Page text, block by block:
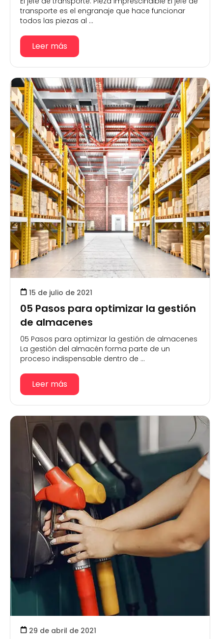
transporte es el engranaje que hace funcionar
todos las piezas al ...
Leer más
15 de julio de 2021
05 Pasos para optimizar la gestión
de almacenes
05 Pasos para optimizar la gestión de almacenes
La gestión del almacén forma parte de un
proceso indispensable dentro de ...
Leer más
29 de abril de 2021